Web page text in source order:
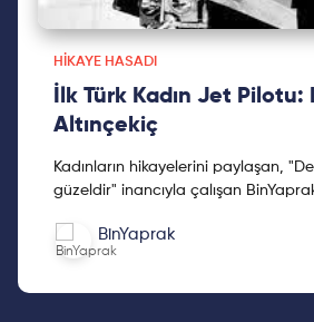
HIKAYE HASADI
İlk Türk Kadın Jet Pilotu:
Altınçekiç
Kadınların hikayelerini paylaşan,
güzeldir" inancıyla çalışan
Cumhuriyetimizin 2. yüzyılına
hediye etmek için çıktığımız Hikaye
BinYaprak